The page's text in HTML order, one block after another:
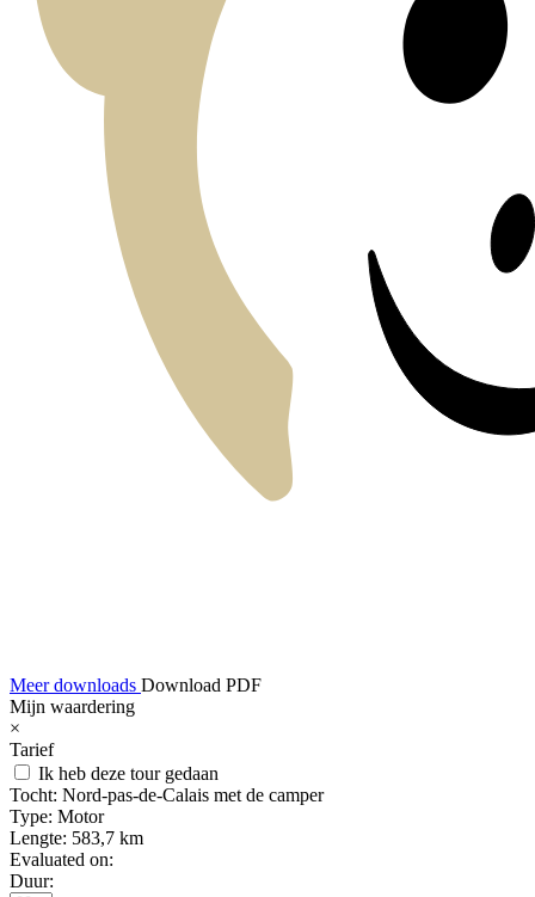
Meer downloads Download PDF
Mijn waardering
×
Tarief
Ik heb deze tour gedaan
Tocht: Nord-pas-de-Calais met de camper
Type: Motor
Lengte: 583,7 km
Evaluated on:
Duur: